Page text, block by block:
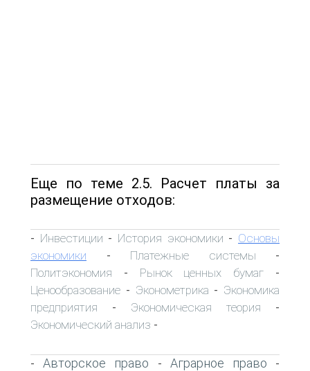
Еще по теме 2.5. Расчет платы за
размещение отходов:
- Инвестиции - История экономики - Основы
экономики - Платежные системы -
Политэкономия - Рынок ценных бумаг -
Ценообразование - Эконометрика - Экономика
предприятия - Экономическая теория -
Экономический анализ -
-Авторское право - Аграрное право -